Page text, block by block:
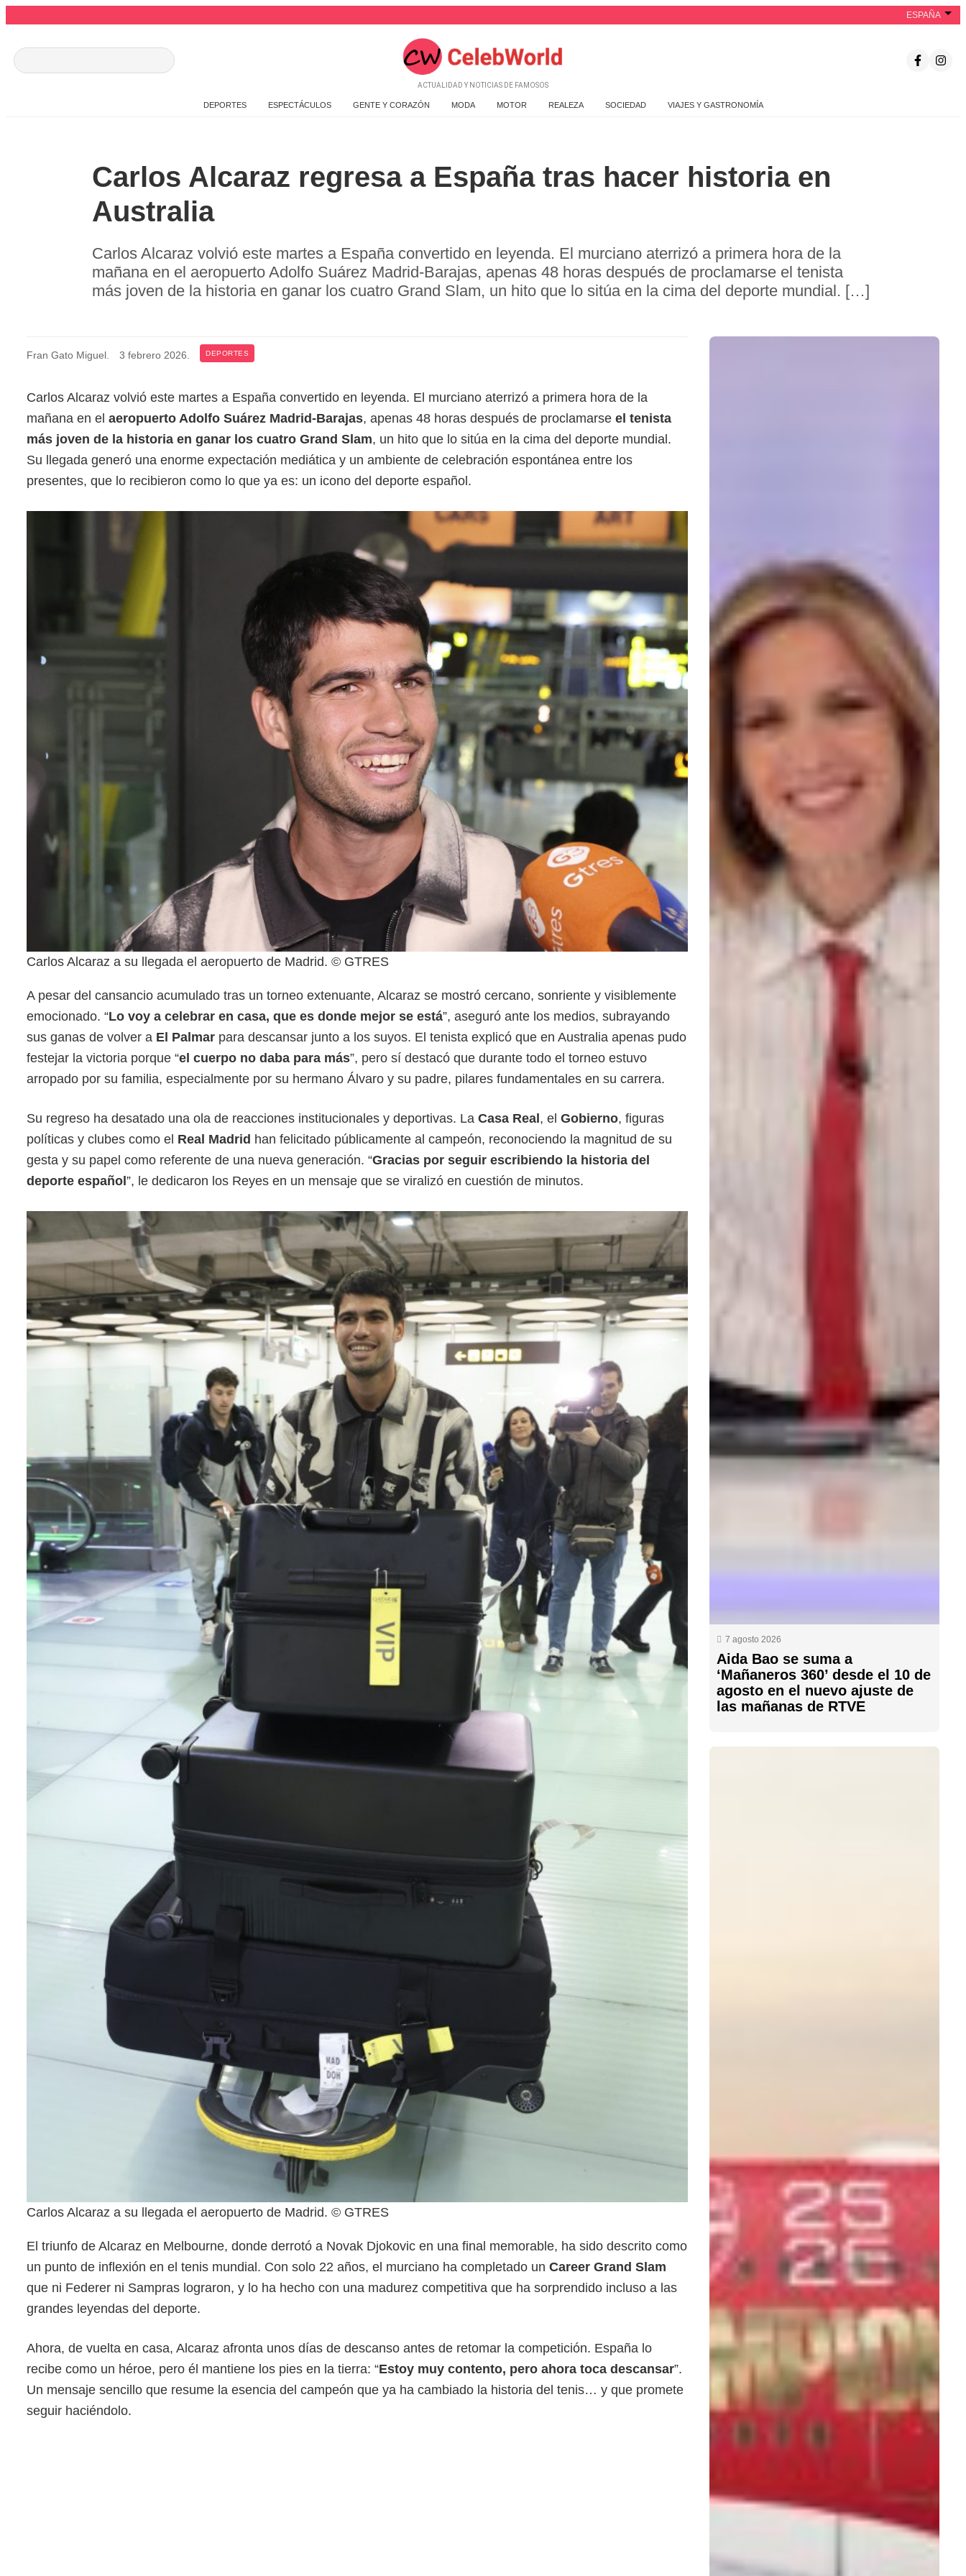
ESPAÑA
ACTUALIDAD Y NOTICIAS DE FAMOSOS
DEPORTES ESPECTÁCULOS GENTE Y CORAZÓN MODA MOTOR REALEZA SOCIEDAD VIAJES Y GASTRONOMÍA
Carlos Alcaraz regresa a España tras hacer historia en
Australia
Carlos Alcaraz volvió este martes a España convertido en leyenda. El murciano aterrizó a primera hora de la
mañana en el aeropuerto Adolfo Suárez Madrid‑Barajas, apenas 48 horas después de proclamarse el tenista
más joven de la historia en ganar los cuatro Grand Slam, un hito que lo sitúa en la cima del deporte mundial. […]
Fran Gato Miguel. 3 febrero 2026. DEPORTES
Carlos Alcaraz volvió este martes a España convertido en leyenda. El murciano aterrizó a primera hora de la
mañana en el aeropuerto Adolfo Suárez Madrid‑Barajas, apenas 48 horas después de proclamarse el tenista
más joven de la historia en ganar los cuatro Grand Slam, un hito que lo sitúa en la cima del deporte mundial.
Su llegada generó una enorme expectación mediática y un ambiente de celebración espontánea entre los
presentes, que lo recibieron como lo que ya es: un icono del deporte español.
Carlos Alcaraz a su llegada el aeropuerto de Madrid. © GTRES
A pesar del cansancio acumulado tras un torneo extenuante, Alcaraz se mostró cercano, sonriente y visiblemente
emocionado. “Lo voy a celebrar en casa, que es donde mejor se está”, aseguró ante los medios, subrayando
sus ganas de volver a El Palmar para descansar junto a los suyos. El tenista explicó que en Australia apenas pudo
festejar la victoria porque “el cuerpo no daba para más”, pero sí destacó que durante todo el torneo estuvo
arropado por su familia, especialmente por su hermano Álvaro y su padre, pilares fundamentales en su carrera.
Su regreso ha desatado una ola de reacciones institucionales y deportivas. La Casa Real , el Gobierno, figuras
políticas y clubes como el Real Madrid han felicitado públicamente al campeón, reconociendo la magnitud de su
gesta y su papel como referente de una nueva generación. “Gracias por seguir escribiendo la historia del
deporte español ”, le dedicaron los Reyes en un mensaje que se viralizó en cuestión de minutos.
Carlos Alcaraz a su llegada el aeropuerto de Madrid. © GTRES
El triunfo de Alcaraz en Melbourne, donde derrotó a Novak Djokovic en una final memorable, ha sido descrito como
un punto de inflexión en el tenis mundial. Con solo 22 años, el murciano ha completado un Career Grand Slam
que ni Federer ni Sampras lograron, y lo ha hecho con una madurez competitiva que ha sorprendido incluso a las
grandes leyendas del deporte.
Ahora, de vuelta en casa, Alcaraz afronta unos días de descanso antes de retomar la competición. España lo
recibe como un héroe, pero él mantiene los pies en la tierra: “Estoy muy contento, pero ahora toca descansar”.
Un mensaje sencillo que resume la esencia del campeón que ya ha cambiado la historia del tenis… y que promete
seguir haciéndolo.
7 agosto 2026
Aida Bao se suma a
‘Mañaneros 360’ desde el 10 de
agosto en el nuevo ajuste de
las mañanas de RTVE